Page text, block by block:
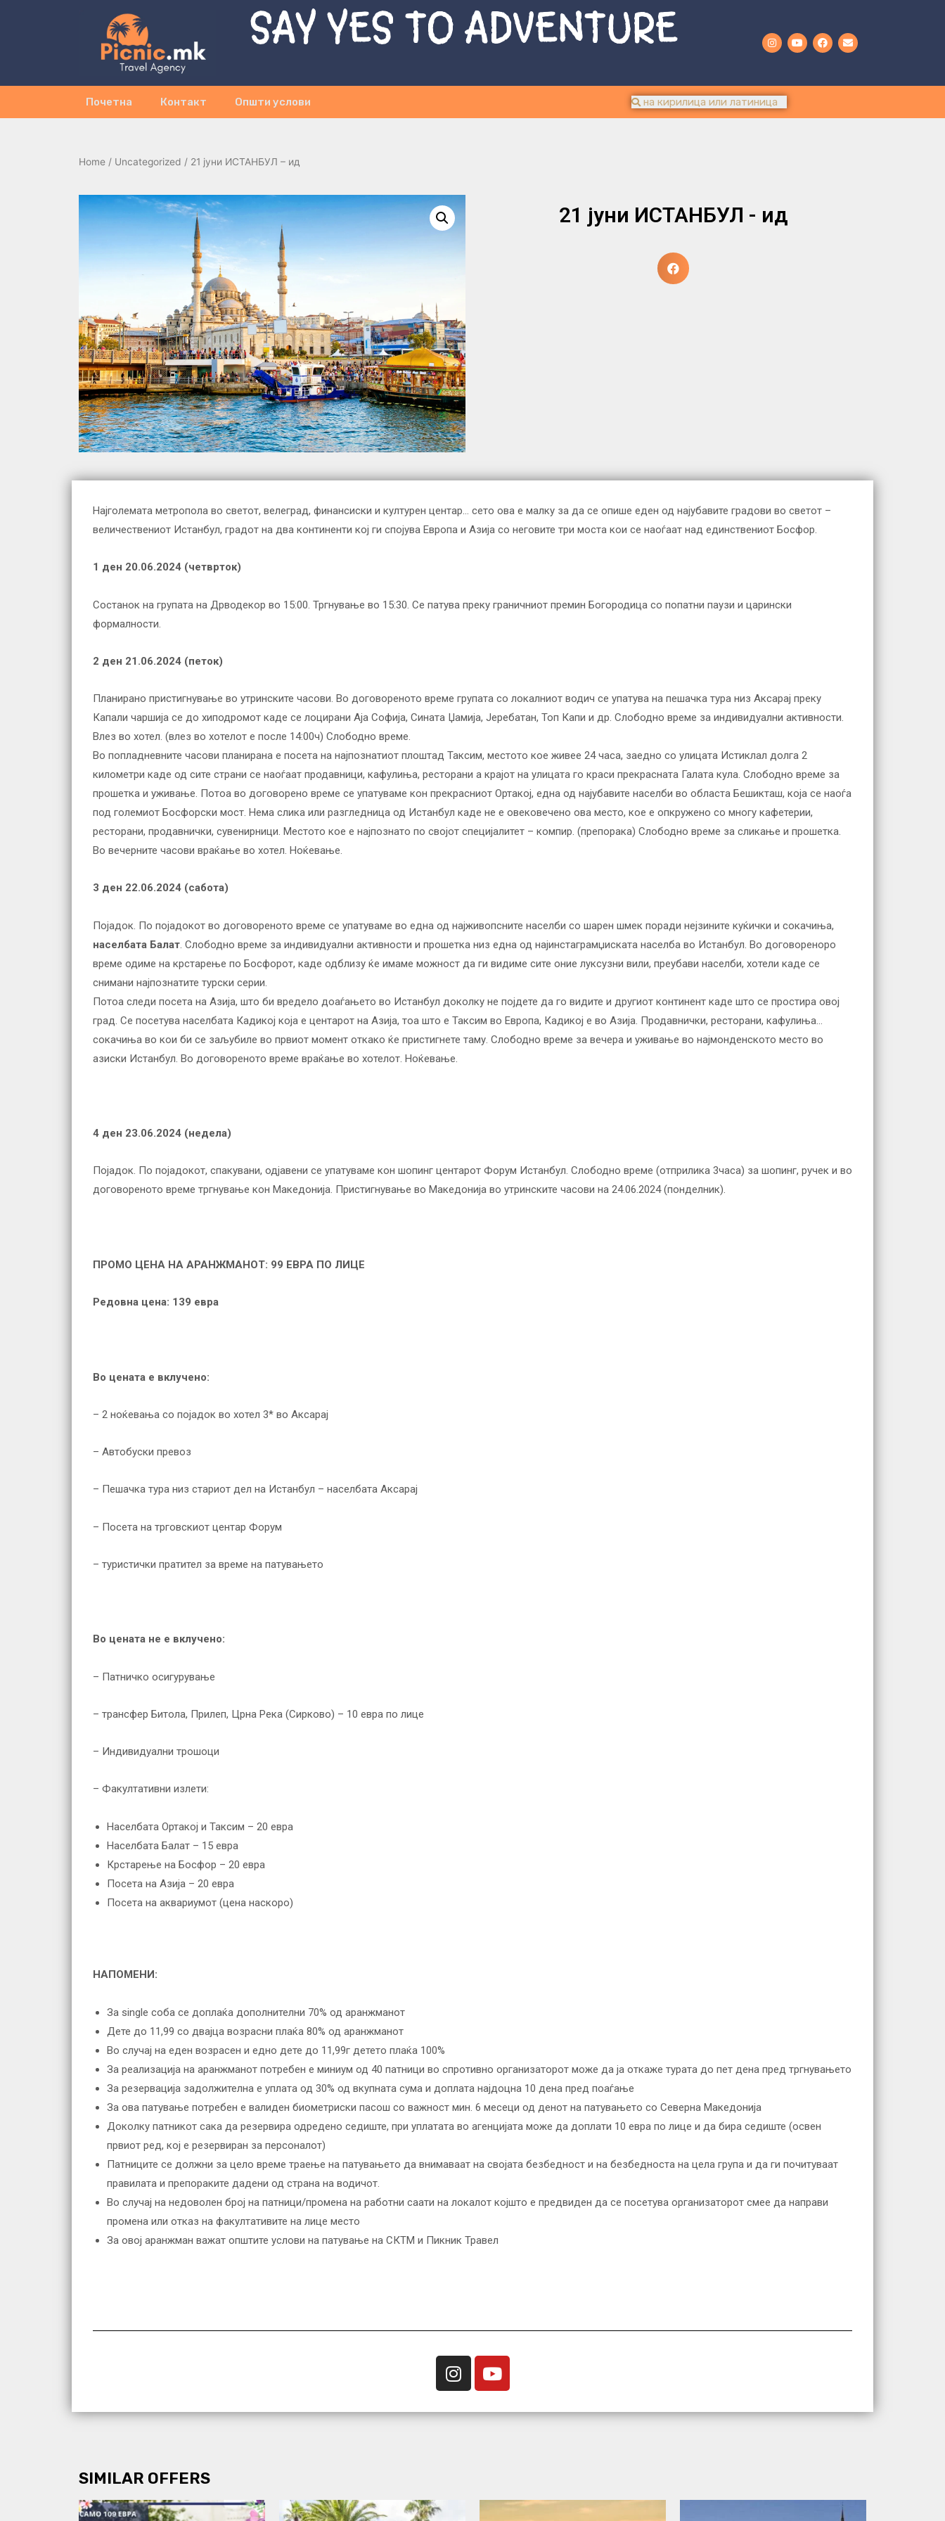
SAY YES TO ADVENTURE
Почетна Контакт Општи услови
Home / Uncategorized / 21 јуни ИСТАНБУЛ – ид
21 јуни ИСТАНБУЛ - ид
Најголемата метропола во светот, велеград, финансиски и културен центар… сето ова е малку за да се опише еден од најубавите градови во светот –
величествениот Истанбул, градот на два континенти кој ги спојува Европа и Азија со неговите три моста кои се наоѓаат над единствениот Босфор.
1 ден 20.06.2024 (четврток)
Состанок на групата на Дрводекор во 15:00. Тргнување во 15:30. Се патува преку граничниот премин Богородица со попатни паузи и царински
формалности.
2 ден 21.06.2024 (петок)
Планирано пристигнување во утринските часови. Во договореното време групата со локалниот водич се упатува на пешачка тура низ Аксарај преку
Капали чаршија се до хиподромот каде се лоцирани Аја Софија, Сината Џамија, Јеребатан, Топ Капи и др. Слободно време за индивидуални активности.
Влез во хотел. (влез во хотелот е после 14:00ч) Слободно време.
Во попладневните часови планирана е посета на најпознатиот плоштад Таксим, местото кое живее 24 часа, заедно со улицата Истиклал долга 2
километри каде од сите страни се наоѓаат продавници, кафулиња, ресторани а крајот на улицата го краси прекрасната Галата кула. Слободно време за
прошетка и уживање. Потоа во договорено време се упатуваме кон прекрасниот Ортакој, една од најубавите населби во областа Бешикташ, која се наоѓа
под големиот Босфорски мост. Нема слика или разгледница од Истанбул каде не е овековечено ова место, кое е опкружено со многу кафетерии,
ресторани, продавнички, сувенирници. Местото кое е најпознато по својот специјалитет – компир. (препорака) Слободно време за сликање и прошетка.
Во вечерните часови враќање во хотел. Ноќевање.
3 ден 22.06.2024 (сабота)
Појадок. По појадокот во договореното време се упатуваме во една од најживопсните населби со шарен шмек поради нејзините куќички и сокачиња,
населбата Балат. Слободно време за индивидуални активности и прошетка низ една од најинстаграмџиската населба во Истанбул. Во договореноро
време одиме на крстарење по Босфорот, каде одблизу ќе имаме можност да ги видиме сите оние луксузни вили, преубави населби, хотели каде се
снимани најпознатите турски серии.
Потоа следи посета на Азија, што би вредело доаѓањето во Истанбул доколку не појдете да го видите и другиот континент каде што се простира овој
град. Се посетува населбата Кадикој која е центарот на Азија, тоа што е Таксим во Европа, Кадикој е во Азија. Продавнички, ресторани, кафулиња…
сокачиња во кои би се заљубиле во првиот момент откако ќе пристигнете таму. Слободно време за вечера и уживање во најмонденското место во
азиски Истанбул. Во договореното време враќање во хотелот. Ноќевање.
4 ден 23.06.2024 (недела)
Појадок. По појадокот, спакувани, одјавени се упатуваме кон шопинг центарот Форум Истанбул. Слободно време (отприлика 3часа) за шопинг, ручек и во
договореното време тргнување кон Македонија. Пристигнување во Македонија во утринските часови на 24.06.2024 (понделник).
ПРОМО ЦЕНА НА АРАНЖМАНОТ: 99 ЕВРА ПО ЛИЦЕ
Редовна цена: 1 39 евра
Во цената е вклучено:
– 2 ноќевања со појадок во хотел 3* во Аксарај
– Автобуски превоз
– Пешачка тура низ стариот дел на Истанбул – населбата Аксарај
– Посета на трговскиот центар Форум
– туристички пратител за време на патувањето
Во цената не е вклучено:
– Патничко осигурување
– трансфер Битола, Прилеп, Црна Река (Сирково) – 10 евра по лице
– Индивидуални трошоци
– Факултативни излети:
Населбата Ортакој и Таксим – 20 евра
Населбата Балат – 15 евра
Крстарење на Босфор – 20 евра
Посета на Азија – 20 евра
Посета на аквариумот (цена наскоро)
НАПОМЕНИ:
За single соба се доплаќа дополнителни 70% од аранжманот
Дете до 11,99 со двајца возрасни плаќа 80% од аранжманот
Во случај на еден возрасен и едно дете до 11,99г детето плаќа 100%
За реализација на аранжманот потребен е миниум од 40 патници во спротивно организаторот може да ја откаже турата до пет дена пред тргнувањето
За резервација задолжителна е уплата од 30% од вкупната сума и доплата најдоцна 10 дена пред поаѓање
За ова патување потребен е валиден биометриски пасош со важност мин. 6 месеци од денот на патувањето со Северна Македонија
Доколку патникот сака да резервира одредено седиште, при уплатата во агенцијата може да доплати 10 евра по лице и да бира седиште (освен
првиот ред, кој е резервиран за персоналот)
Патниците се должни за цело време траење на патувањето да внимаваат на својата безбедност и на безбедноста на цела група и да ги почитуваат
правилата и препораките дадени од страна на водичот.
Во случај на недоволен број на патници/промена на работни саати на локалот којшто е предвиден да се посетува организаторот смее да направи
промена или отказ на факултативите на лице место
За овој аранжман важат општите услови на патување на СКТМ и Пикник Травел
SIMILAR OFFERS